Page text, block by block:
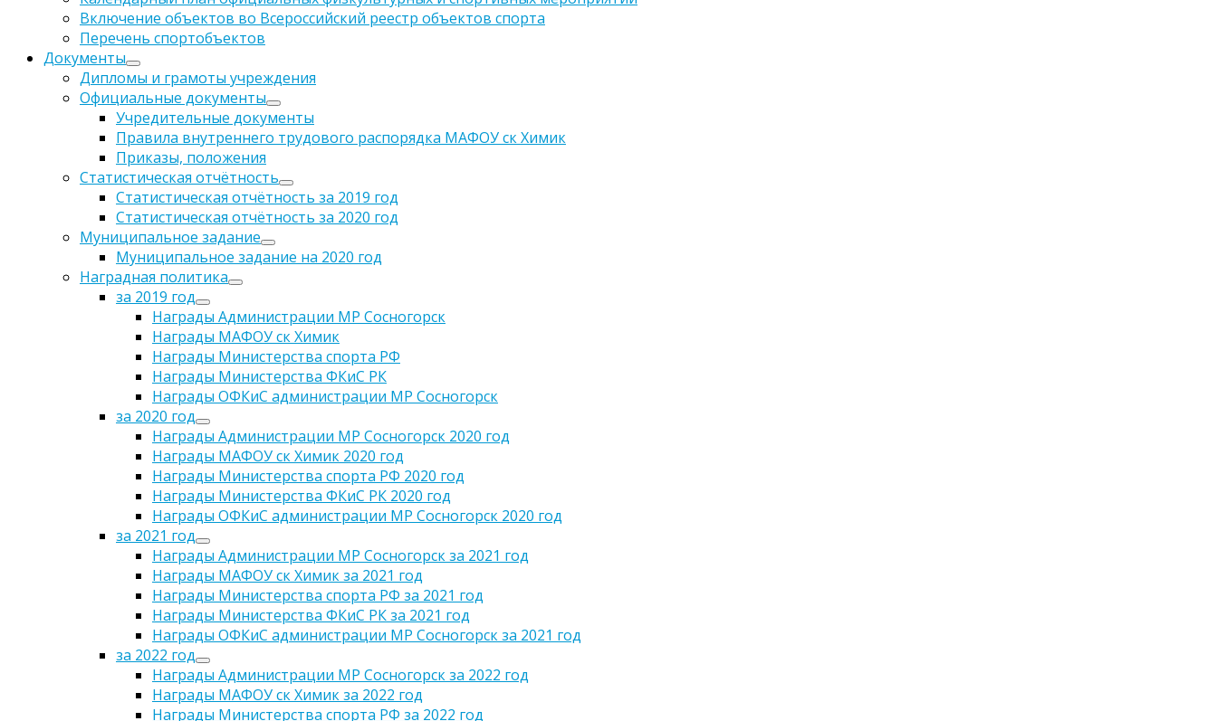
Включение объектов во Всероссийский реестр объектов спорта
Перечень спортобъектов
Документы
Дипломы и грамоты учреждения
Официальные документы
Учредительные документы
Правила внутреннего трудового распорядка МАФОУ ск Химик
Приказы, положения
Статистическая отчётность
Статистическая отчётность за 2019 год
Статистическая отчётность за 2020 год
Муниципальное задание
Муниципальное задание на 2020 год
Наградная политика
за 2019 год
Награды Администрации МР Сосногорск
Награды МАФОУ ск Химик
Награды Министерства спорта РФ
Награды Министерства ФКиС РК
Награды ОФКиС администрации МР Сосногорск
за 2020 год
Награды Администрации МР Сосногорск 2020 год
Награды МАФОУ ск Химик 2020 год
Награды Министерства спорта РФ 2020 год
Награды Министерства ФКиС РК 2020 год
Награды ОФКиС администрации МР Сосногорск 2020 год
за 2021 год
Награды Администрации МР Сосногорск за 2021 год
Награды МАФОУ ск Химик за 2021 год
Награды Министерства спорта РФ за 2021 год
Награды Министерства ФКиС РК за 2021 год
Награды ОФКиС администрации МР Сосногорск за 2021 год
за 2022 год
Награды Администрации МР Сосногорск за 2022 год
Награды МАФОУ ск Химик за 2022 год
Награды Министерства спорта РФ за 2022 год